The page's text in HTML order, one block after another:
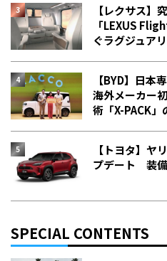
【レクサス】
「LEXUS
ぐラグジュア
【BYD】日本
海外メーカー
術「X-PACK」
【トヨタ】ヤ
プデート 装
SPECIAL CONTENTS